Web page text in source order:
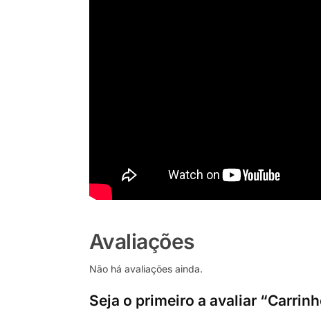
Avaliações
Não há avaliações ainda.
Seja o primeiro a avaliar